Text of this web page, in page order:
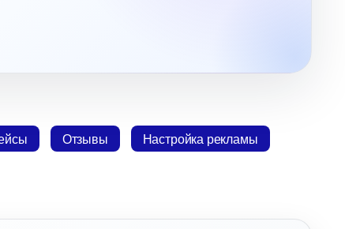
Отзывы
Настройка рекламы